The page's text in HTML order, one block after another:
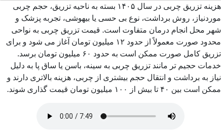
هزینه تزریق چربی در سال ۱۴۰۵ بسته به ناحیه تزریق، حجم چربی
موردنیاز، روش برداشت، نوع بی حسی یا بیهوشی، تجربه پزشک و
شهر محل انجام درمان متفاوت است. قیمت تزریق چربی به نواحی
محدود صورت معمولاً از حدود ۱۲ میلیون تومان آغاز می شود و برای
تزریق کامل صورت ممکن است به حدود ۶۰ میلیون تومان برسد.
خدمات حجیم تر مانند تزریق چربی به سینه، باسن یا ساق پا به دلیل
نیاز به برداشت و انتقال حجم بیشتری از چربی، هزینه بالاتری دارند و
ممکن است بین ۴۰ تا بیش از ۱۰۰ میلیون تومان قیمت گذاری شوند.